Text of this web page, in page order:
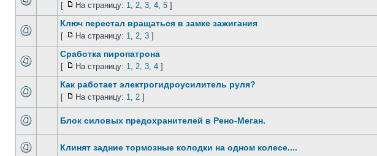
[ На страницу: 1, 2, 3, 4, 5 ]
Ключ перестал вращаться в замке зажигания
[ На страницу: 1, 2, 3 ]
Сработка пиропатрона
[ На страницу: 1, 2, 3, 4 ]
Как работает электрогидроусилитель руля?
[ На страницу: 1, 2 ]
Блок силовых предохранителей в Рено-Меган.
Клинят задние тормозные колодки на одном колесе....